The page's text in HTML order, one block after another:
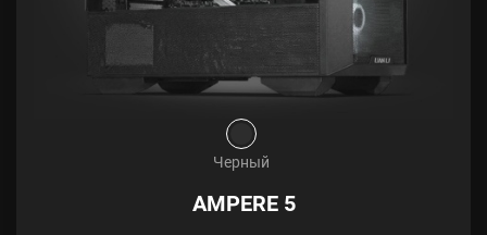
Черный
AMPERE 5